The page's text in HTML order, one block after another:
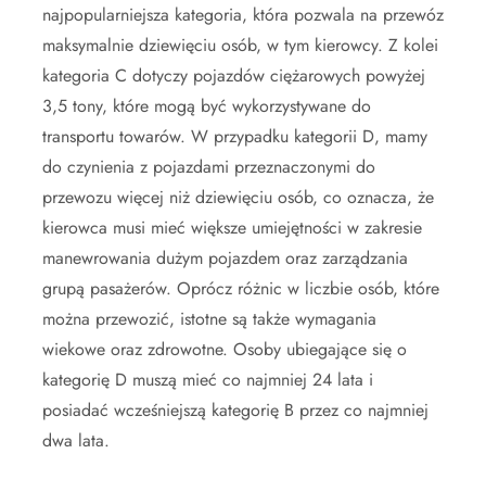
najpopularniejsza kategoria, która pozwala na przewóz
maksymalnie dziewięciu osób, w tym kierowcy. Z kolei
kategoria C dotyczy pojazdów ciężarowych powyżej
3,5 tony, które mogą być wykorzystywane do
transportu towarów. W przypadku kategorii D, mamy
do czynienia z pojazdami przeznaczonymi do
przewozu więcej niż dziewięciu osób, co oznacza, że
kierowca musi mieć większe umiejętności w zakresie
manewrowania dużym pojazdem oraz zarządzania
grupą pasażerów. Oprócz różnic w liczbie osób, które
można przewozić, istotne są także wymagania
wiekowe oraz zdrowotne. Osoby ubiegające się o
kategorię D muszą mieć co najmniej 24 lata i
posiadać wcześniejszą kategorię B przez co najmniej
dwa lata.